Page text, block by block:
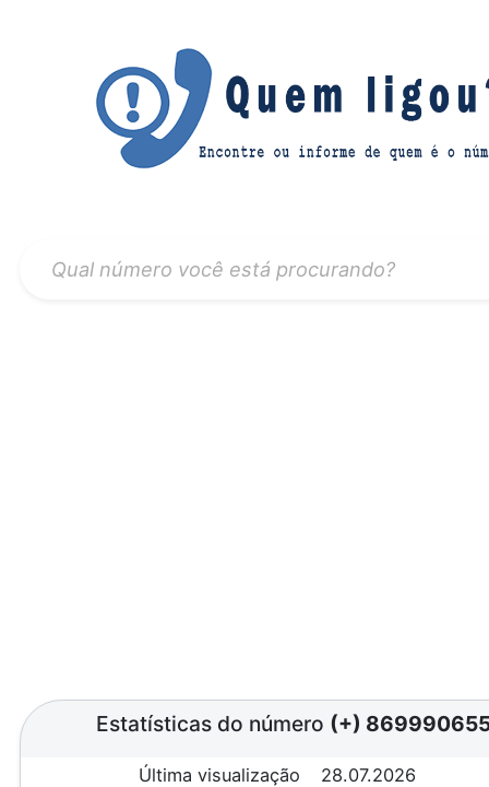
Estatísticas do número (+)
Última visualização
28.07.2026